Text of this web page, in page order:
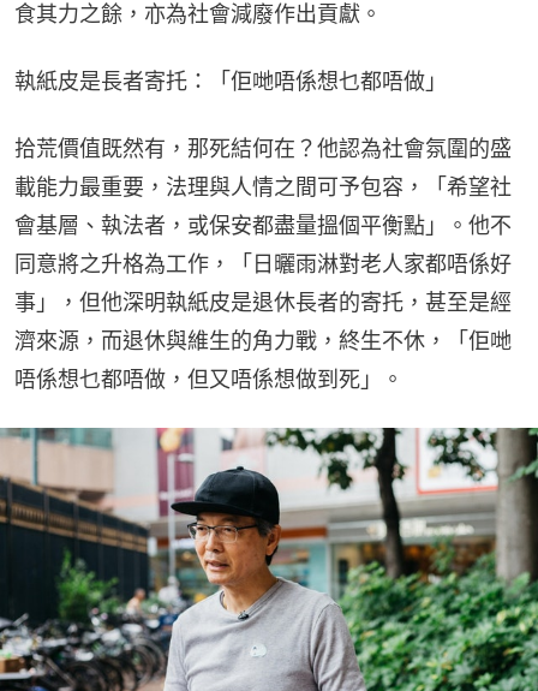
食其力之餘，亦為社會減廢作出貢獻。
執紙皮是長者寄托：「佢哋唔係想乜都唔做」
拾荒價值既然有，那死結何在？他認為社會氛圍的盛
載能力最重要，法理與人情之間可予包容，「希望社
會基層、執法者，或保安都盡量搵個平衡點」。他不
同意將之升格為工作，「日曬雨淋對老人家都唔係好
事」，但他深明執紙皮是退休長者的寄托，甚至是經
濟來源，而退休與維生的角力戰，終生不休，「佢哋
唔係想乜都唔做，但又唔係想做到死」。